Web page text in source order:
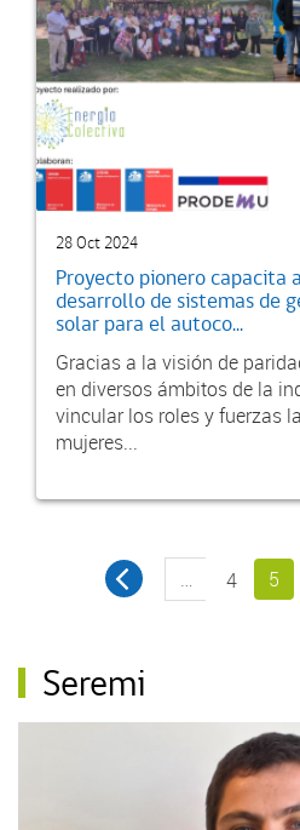
28 Oct 2024
Proyecto pionero capacita
desarrollo de sistemas de
solar para el autoco...
Gracias a la visión de
en diversos ámbitos de la
vincular los roles y fuerzas
mujeres...
… 4 5
Seremi